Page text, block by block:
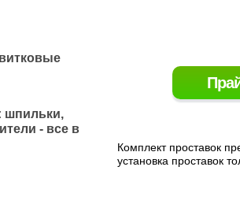
шпильки,
- все в
Комплект проставок
установка проставок